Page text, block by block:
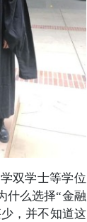
双学士等学位
什么选择“金融
，并不知道这